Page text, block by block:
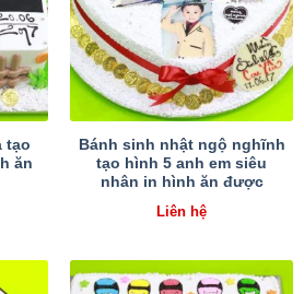
tạo
ăn
Bánh sinh nhật ngộ nghĩnh
tạo hình 5 anh em siêu
nhân in hình ăn được
Liên hệ